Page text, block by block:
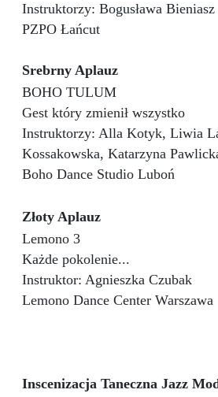
Instruktorzy: Bogusława Bieniasz
PZPO Łańcut
Srebrny Aplauz
BOHO TULUM
Gest który zmienił wszystko
Instruktorzy: Alla Kotyk, Liwia
Kossakowska, Katarzyna
Boho Dance Studio Luboń
Złoty Aplauz
Lemono 3
Każde pokolenie...
Instruktor: Agnieszka Czubak
Lemono Dance Center Warszawa
Inscenizacja Taneczna Jazz